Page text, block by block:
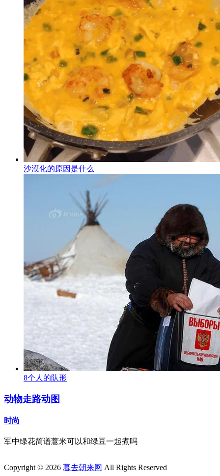
沙漠化的原因是什么
8个人的队形
动物走路动图
时尚
军中绿花简谱薏米可以和绿豆一起煮吗
Copyright © 2026 暮去朝来网 All Rights Reserved